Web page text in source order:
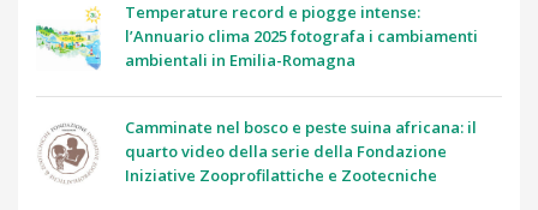
Temperature record e piogge intense:
l’Annuario clima 2025 fotografa i cambiamenti
ambientali in Emilia-Romagna
Camminate nel bosco e peste suina africana: il
quarto video della serie della Fondazione
Iniziative Zooprofilattiche e Zootecniche